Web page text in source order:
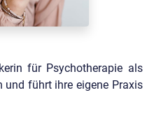
für Psychotherapie als
und führt ihre eigene Praxis